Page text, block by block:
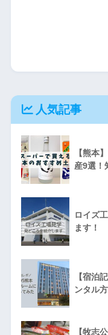
人気記事
【熊本
産9選！
ロイズ
ます！
【宿泊
ンタル
【牧志